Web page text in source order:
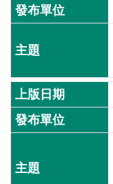
交
流
回
頁
網
站
覽